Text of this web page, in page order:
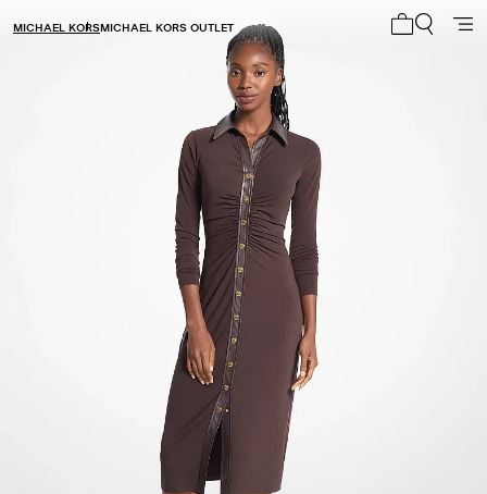
MICHAEL KORSMICHAEL KORS OUTLET